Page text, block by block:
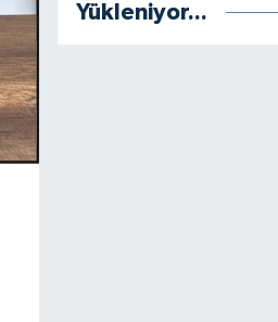
Yükleniyor...